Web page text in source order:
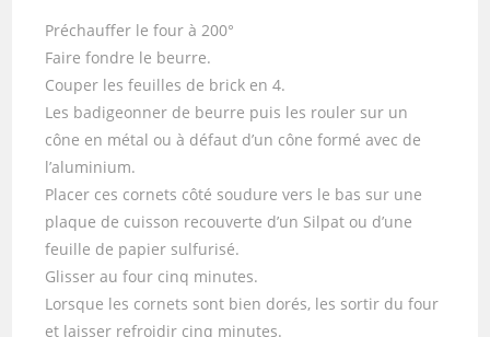
Préchauffer le four à 200°
Faire fondre le beurre.
Couper les feuilles de brick en 4.
Les badigeonner de beurre puis les rouler sur un
cône en métal ou à défaut d’un cône formé avec de
l’aluminium.
Placer ces cornets côté soudure vers le bas sur une
plaque de cuisson recouverte d’un Silpat ou d’une
feuille de papier sulfurisé.
Glisser au four cinq minutes.
Lorsque les cornets sont bien dorés, les sortir du four
et laisser refroidir cinq minutes.